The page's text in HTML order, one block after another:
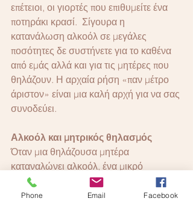
επέτειοι, οι γιορτές που επιθυμείτε ένα
ποτηράκι κρασί.  Σίγουρα η
κατανάλωση αλκοόλ σε μεγάλες
ποσότητες δε συστήνετε για το καθένα
από εμάς αλλά και για τις μητέρες που
θηλάζουν. Η αρχαία ρήση «παν μέτρο
άριστον» είναι μια καλή αρχή για να σας
συνοδεύει.
Αλκοόλ και μητρικός θηλασμός
Όταν μια θηλάζουσα μητέρα
καταναλώνει αλκοόλ, ένα μικρό
ποσοστό αλκοόλ μεταφέρεται στο
μητρικό γάλα. Η ποσότητα αλκοόλ που
Phone Email Facebook